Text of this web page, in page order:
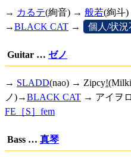
→ カるテ(絢音) → 般若(絢斗
→BLACK CAT → 個人/状況
Guitar … ゼノ
→ SLADD(nao) → Zipcy!
ノ)→BLACK CAT → アイヲ
FE［S］fem
Bass … 真琴